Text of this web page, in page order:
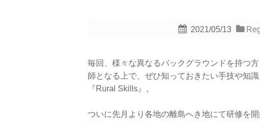
2021/05/13
毎回、様々な異なるバックグラウンドを持つ
師となる上で、ぜひ知っておきたい手技や知
『Rural Skills』。
ついに先月より各地の離島へき地にて研修を